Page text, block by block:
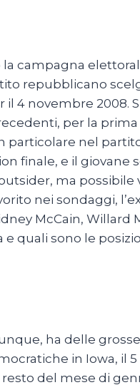
campagna
repubblicano
4 novembre 2008.
per la
particolare nel
finale, e il giovane
ma possibile
nei sondaggi,
McCain, Willard
quali sono le
ha delle grosse
in Iowa, il
del mese di